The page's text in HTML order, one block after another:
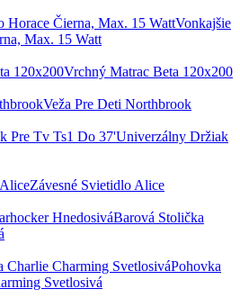
Vonkajšie
Max. 15 Watt
Vrchný Matrac Beta 120x200
Veža Pre Deti Northbrook
Univerzálny Držiak
Závesné Svietidlo Alice
Barová Stolička
Pohovka
Svetlosivá